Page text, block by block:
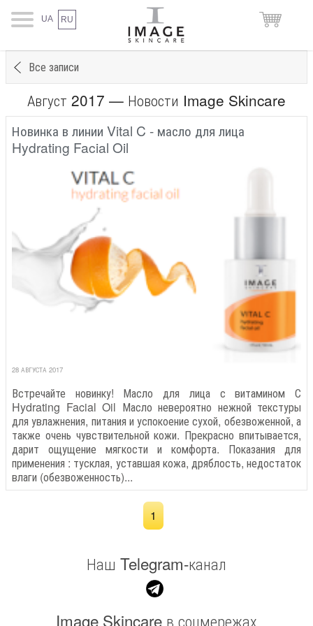
UA RU
Все записи
Август 2017 — Новости Image Skincare
Новинка в линии Vital C - масло для лица
Hydrating Facial Oil
28 АВГУСТА 2017
Встречайте новинку! Масло для лица с витамином С
Hydrating Facial Oil Масло невероятно нежной текстуры
для увлажнения, питания и успокоение сухой, обезвоженной, а
также очень чувствительной кожи. Прекрасно впитывается,
дарит ощущение мягкости и комфорта. Показания для
применения : тусклая, уставшая кожа, дряблость, недостаток
влаги (обезвоженность)...
1
Наш Telegram-канал
Image Skincare в соцмережах